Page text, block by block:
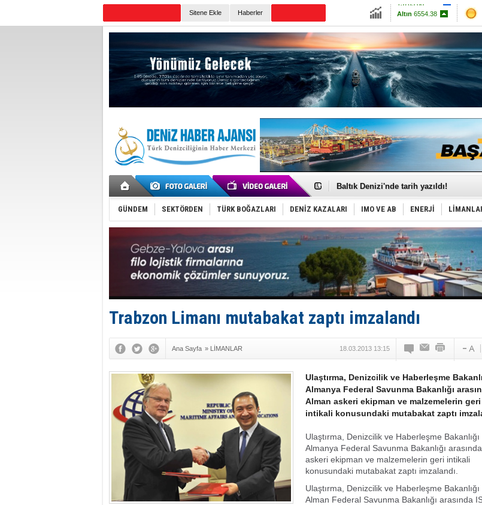
Sitene Ekle Haberler
Altın 6554.38
Euro55.0365
Keşfedildi: En büyük Mercan Ormanı!
Baltık Denizi'nde tarih yazıldı!
Runit kubbesi okyanusun
Dünyanın en tehlikeli yosunu: Yüz
Türk Loydu’na Süveyş tonaj yetkisi
Hüseyin Mengi: “Yapay Zekâ, Ustanın
Hat-San Tersanesi’nden yüzer havuza
Med Marine’e yeni Römorkör!
KOSDER’den Karadeniz için ‘Çağrı’!
Kalyoncu’dan ‘Sefer’ kararı!
Tekne, su aldı: 100 yolcu, tahliye edildi
Bacasında yangın çıkan Tanker,
Depo ve tekneler, alevlere teslim oldu
GÜNDEM SEKTÖRDEN TÜRK BOĞAZLARI DENİZ KAZALARI IMO VE AB ENERJİ
Trabzon Limanı mutabakat zaptı imzalandı
Ana Sayfa » LİMANLAR 18.03.2013 13:15
Ulaştırma, Denizcilik ve Haberleşme
Almanya Federal Savunma Bakanlığı
Alman askeri ekipman ve malzemelerin geri
intikali konusundaki mutabakat zaptı
Ulaştırma, Denizcilik ve Haberleşme Bakanlığı
Almanya Federal Savunma Bakanlığı
askeri ekipman ve malzemelerin geri intikali
konusundaki mutabakat zaptı imzalandı.
Ulaştırma, Denizcilik ve Haberleşme Bakanlığı
Alman Federal Savunma Bakanlığı arasında